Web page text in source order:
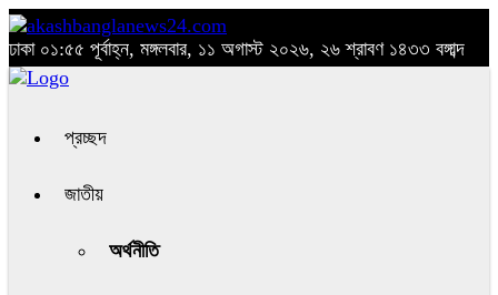
ঢাকা ০১:৫৫ পূর্বাহ্ন, মঙ্গলবার, ১১ অগাস্ট ২০২৬, ২৬ শ্রাবণ ১৪৩৩ বঙ্গাব্দ
প্রচ্ছদ
জাতীয়
অর্থনীতি